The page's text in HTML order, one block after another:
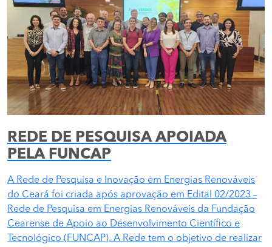
REDE DE PESQUISA APOIADA
PELA FUNCAP
A Rede de Pesquisa e Inovação em Energias Renováveis
do Ceará foi criada após aprovação em Edital 02/2023 –
Rede de Pesquisa em Energias Renováveis da Fundação
Cearense de Apoio ao Desenvolvimento Científico e
Tecnológico (FUNCAP). A Rede tem o objetivo de realizar